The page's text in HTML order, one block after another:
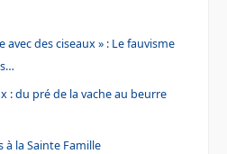
des ciseaux » : Le fauvisme
: du pré de la vache au beurre
à la Sainte Famille